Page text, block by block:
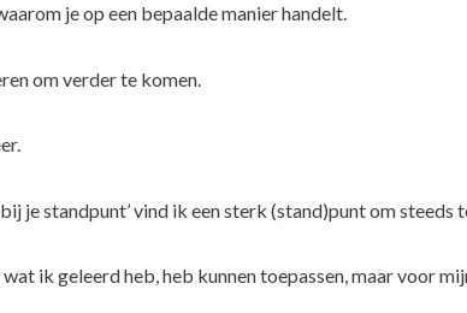
je op een bepaalde manier handelt.
om verder te komen.
je standpunt’ vind ik een sterk (stand)punt om steeds
ik geleerd heb, heb kunnen toepassen, maar voor